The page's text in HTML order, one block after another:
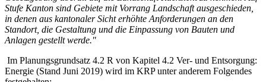
Stufe Kanton sind Gebiete mit Vorrang Landschaft ausgeschieden,
in denen aus kantonaler Sicht erhöhte Anforderungen an den
Standort, die Gestaltung und die Einpassung von Bauten und
Anlagen gestellt werde."
Im Planungsgrundsatz 4.2 R von Kapitel 4.2 Ver- und Entsorgung:
Energie (Stand Juni 2019) wird im KRP unter anderem Folgendes